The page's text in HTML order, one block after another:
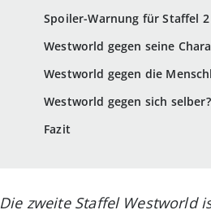
Spoiler-Warnung für Staffel 2
Westworld gegen seine
Westworld gegen die
Westworld gegen sich selber?
Fazit
Die zweite Staffel Westworld